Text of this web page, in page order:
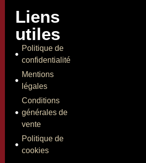
Liens
utiles
Politique de
confidentialité
Mentions
légales
Conditions
générales de
vente
Politique de
cookies